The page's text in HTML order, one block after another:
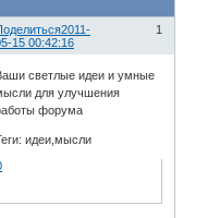
1
2011-
15 00:42:16
светлые идеи и умные
для улучшения
форума
идеи,мысли